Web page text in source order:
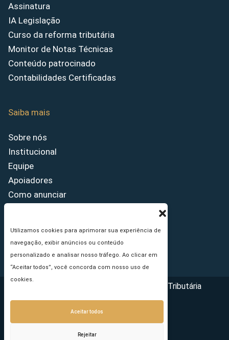
Utilizamos cookies para aprimorar sua experiência de
navegação, exibir anúncios ou conteúdo
personalizado e analisar nosso tráfego. Ao clicar em
“Aceitar todos”, você concorda com nosso uso de
cookies.
Aceitar todos
Rejeitar
Assinatura
IA Legislação
Curso da reforma tributária
Monitor de Notas Técnicas
Conteúdo patrocinado
Contabilidades Certificadas
Saiba mais
Sobre nós
Institucional
Equipe
Apoiadores
Como anunciar
Princípios Editoriais
Copyright © 2026 - Portal da Reforma Tributária